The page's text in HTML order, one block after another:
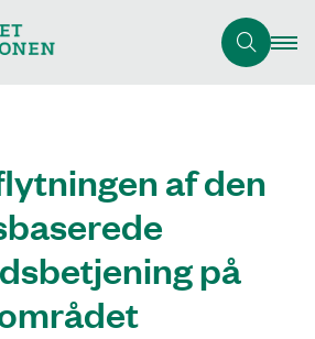
af den
på